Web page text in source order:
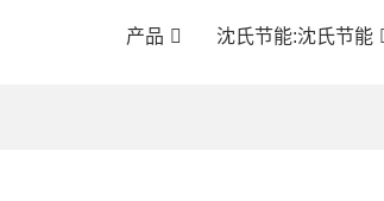
产品 沈氏节能:沈氏节能